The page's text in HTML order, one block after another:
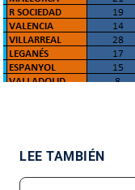
LEE TAMBIÉN